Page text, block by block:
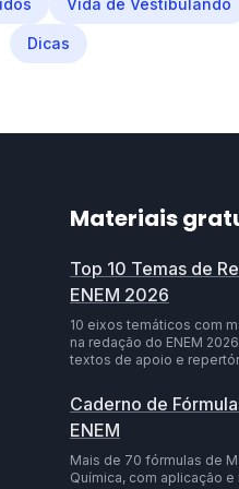
Vida de Vestibulando
Dicas
Materiais
Top 10 Temas de
ENEM 2026
10 eixos temáticos com
na redação do ENEM
textos de apoio e
Caderno de
ENEM
Mais de 70 fórmulas de
Química, com aplicação